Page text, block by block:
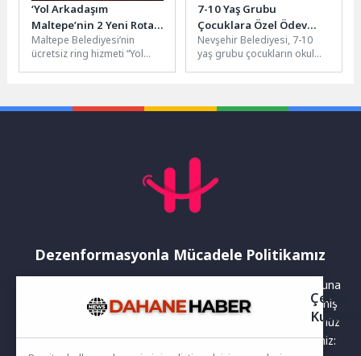
‘Yol Arkadaşım
Maltepe’nin 2 Yeni Rotası
Hizmete Başladı
Maltepe Belediyesi’nin
ücretsiz ring hizmeti “Yol
şekilde...
7-10 Yaş Grubu
Çocuklara Özel Ödev
Takip ve Geliştirme
Atölyesi
Nevşehir Belediyesi, 7-10
yaş grubu çocukların okul
Ödev...
Dezenformasyonla Mücadele Politikamız
Yayınlanan haberler doğruluk ilkesi gözetilerek hazırlanır. Buna
rağmen bazı içeriklerde eksik, hatalı veya güncelliğini yitirmiş
bilgiler bulunabilir.Yanlış veya yanıltıcı olduğunu düşündüğünüz
haberleri aşağıdaki iletişim kanallarından bize bildirebilirsiniz:
Çerez